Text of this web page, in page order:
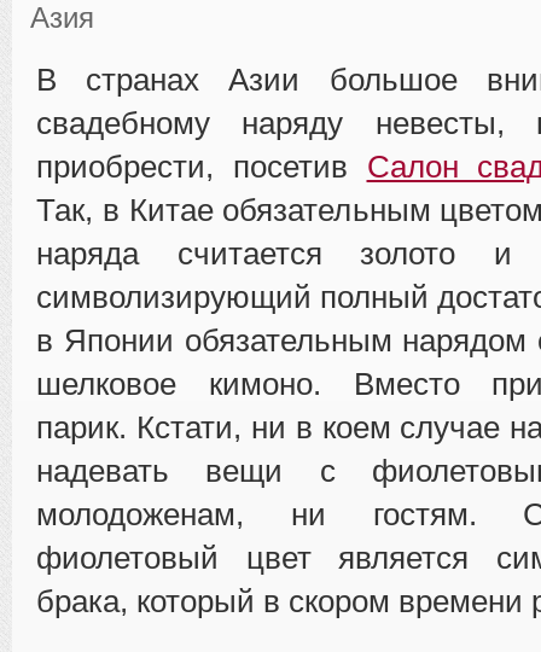
Азия
В странах Азии большое
свадебному наряду невесты,
приобрести, посетив Салон
Так, в Китае обязательным
наряда считается золото и
символизирующий полный
в Японии обязательным нарядом
шелковое кимоно. Вместо
парик. Кстати, ни в коем случае
надевать вещи с
молодоженам, ни гостям.
фиолетовый цвет является
брака, который в скором времени